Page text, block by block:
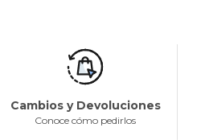
Cambios y Devoluciones
Conoce cómo pedirlos